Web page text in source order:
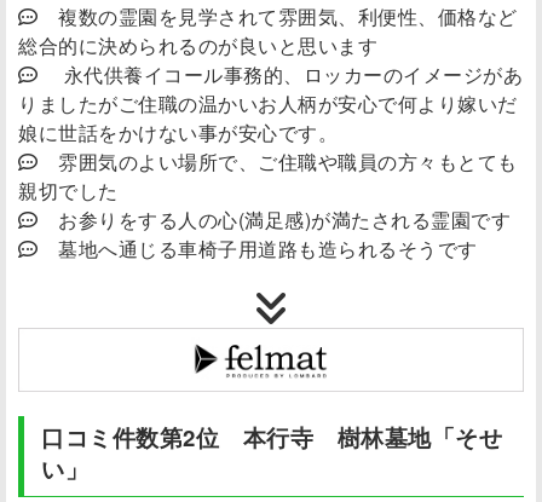
複数の霊園を見学されて雰囲気、利便性、価格など
総合的に決められるのが良いと思います
永代供養イコール事務的、ロッカーのイメージがあ
りましたがご住職の温かいお人柄が安心で何より嫁いだ
娘に世話をかけない事が安心です。
雰囲気のよい場所で、ご住職や職員の方々もとても
親切でした
お参りをする人の心(満足感)が満たされる霊園です
墓地へ通じる車椅子用道路も造られるそうです
口コミ件数第2位 本行寺 樹林墓地「そせ
い」